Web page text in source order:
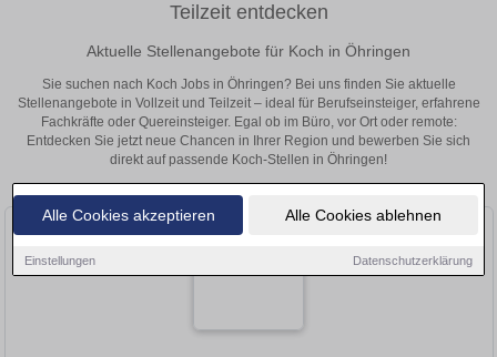
Alle Cookies akzeptieren Alle Cookies ablehnen
Einstellungen Datenschutzerklärung
Teilzeit entdecken
Aktuelle Stellenangebote für Koch in Öhringen
Sie suchen nach Koch Jobs in Öhringen? Bei uns finden Sie aktuelle
Stellenangebote in Vollzeit und Teilzeit – ideal für Berufseinsteiger, erfahrene
Fachkräfte oder Quereinsteiger. Egal ob im Büro, vor Ort oder remote:
Entdecken Sie jetzt neue Chancen in Ihrer Region und bewerben Sie sich
direkt auf passende Koch-Stellen in Öhringen!